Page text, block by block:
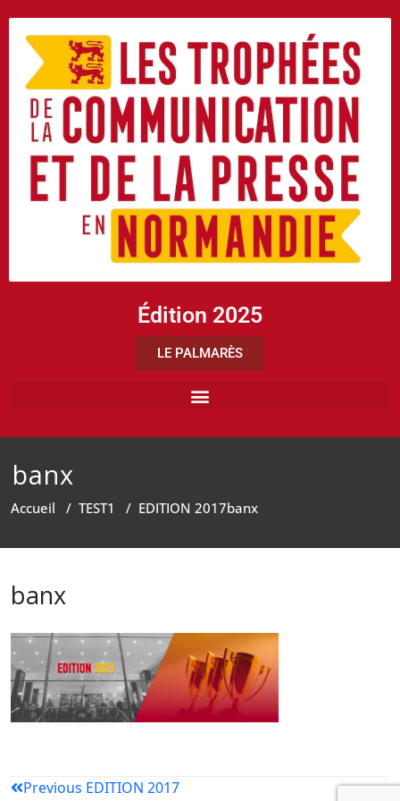
Édition 2025
LE PALMARÈS
banx
Accueil / TEST1 / EDITION 2017banx
banx
Previous EDITION 2017